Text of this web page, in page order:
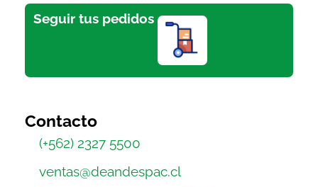
Seguir tus pedidos
Contacto
(+562) 2327 5500
ventas@deandespac.cl